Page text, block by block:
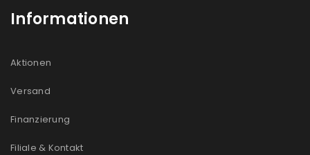
Informationen
Aktionen
Versand
Finanzierung
Filiale & Kontakt